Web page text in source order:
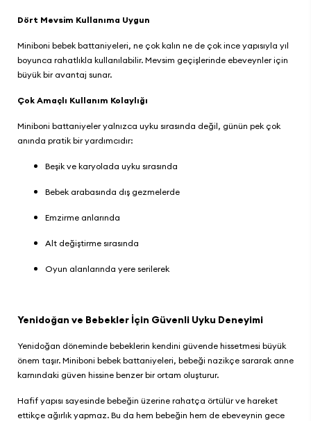
Dört Mevsim Kullanıma Uygun
Miniboni bebek battaniyeleri, ne çok kalın ne de çok ince yapısıyla yıl
boyunca rahatlıkla kullanılabilir. Mevsim geçişlerinde ebeveynler için
büyük bir avantaj sunar.
Çok Amaçlı Kullanım Kolaylığı
Miniboni battaniyeler yalnızca uyku sırasında değil, günün pek çok
anında pratik bir yardımcıdır:
Beşik ve karyolada uyku sırasında
Bebek arabasında dış gezmelerde
Emzirme anlarında
Alt değiştirme sırasında
Oyun alanlarında yere serilerek
Yenidoğan ve Bebekler İçin Güvenli Uyku Deneyimi
Yenidoğan döneminde bebeklerin kendini güvende hissetmesi büyük
önem taşır. Miniboni bebek battaniyeleri, bebeği nazikçe sararak anne
karnındaki güven hissine benzer bir ortam oluşturur.
Hafif yapısı sayesinde bebeğin üzerine rahatça örtülür ve hareket
ettikçe ağırlık yapmaz. Bu da hem bebeğin hem de ebeveynin gece